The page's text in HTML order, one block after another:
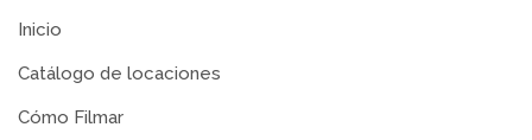
Inicio
Catálogo de locaciones
Cómo Filmar